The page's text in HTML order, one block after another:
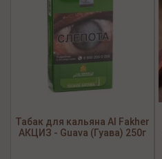
Табак для кальяна Al Fakher
АКЦИЗ - Guava (Гуава) 250г